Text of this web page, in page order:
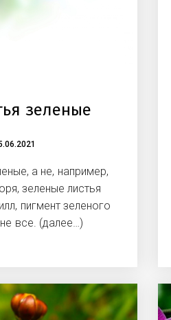
зеленые
а не, например,
зеленые листья
пигмент зеленого
все. (далее…)